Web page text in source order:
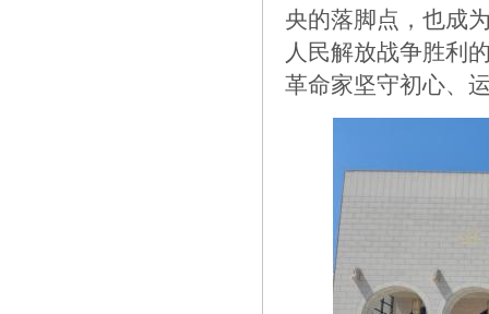
央的落脚点，也成
人民解放战争胜利
革命家坚守初心、